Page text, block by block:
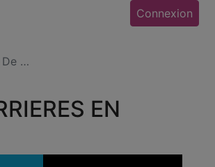
Connexion
De …
EN